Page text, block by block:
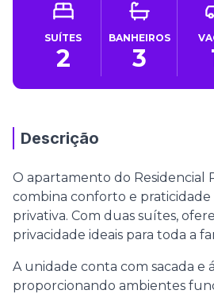
SUÍTES
2
BANHEIROS
3
Descrição
O apartamento do Residencial
combina conforto e praticidade
privativa. Com duas suítes,
privacidade ideais para toda a
A unidade conta com sacada e
proporcionando ambientes